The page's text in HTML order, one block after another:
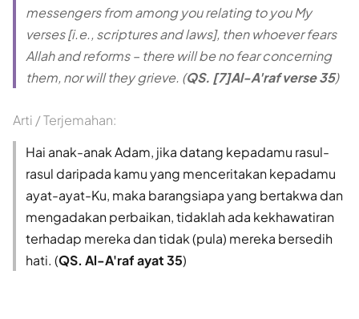
messengers from among you relating to you My
verses [i.e., scriptures and laws], then whoever fears
Allah and reforms – there will be no fear concerning
them, nor will they grieve. (QS. [7]Al-A'raf verse 35)
Arti / Terjemahan:
Hai anak-anak Adam, jika datang kepadamu rasul-
rasul daripada kamu yang menceritakan kepadamu
ayat-ayat-Ku, maka barangsiapa yang bertakwa dan
mengadakan perbaikan, tidaklah ada kekhawatiran
terhadap mereka dan tidak (pula) mereka bersedih
hati. (QS. Al-A'raf ayat 35)